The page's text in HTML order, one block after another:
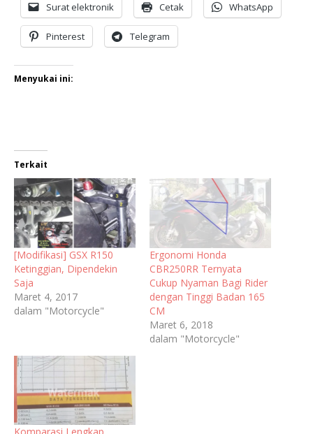
Surat elektronik Cetak WhatsApp
Pinterest Telegram
Menyukai ini:
Terkait
[Modifikasi] GSX R150
Ketinggian, Dipendekin
Saja
Maret 4, 2017
dalam "Motorcycle"
Ergonomi Honda
CBR250RR Ternyata
Cukup Nyaman Bagi Rider
dengan Tinggi Badan 165
CM
Maret 6, 2018
dalam "Motorcycle"